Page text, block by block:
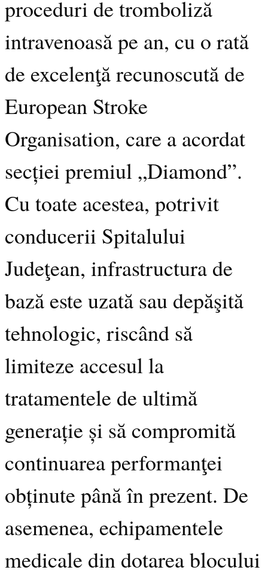
proceduri de tromboliză
intravenoasă pe an, cu o rată
de excelenţă recunoscută de
European Stroke
Organisation, care a acordat
secției premiul „Diamond”.
Cu toate acestea, potrivit
conducerii Spitalului
Judeţean, infrastructura de
bază este uzată sau depăşită
tehnologic, riscând să
limiteze accesul la
tratamentele de ultimă
generație și să compromită
continuarea performanţei
obținute până în prezent. De
asemenea, echipamentele
medicale din dotarea blocului